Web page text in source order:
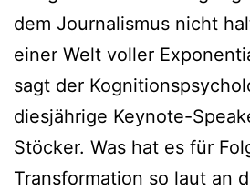
dem Journalismus nicht
einer Welt voller
sagt der
diesjährige Keynote-
Stöcker. Was hat es für
Transformation so laut an